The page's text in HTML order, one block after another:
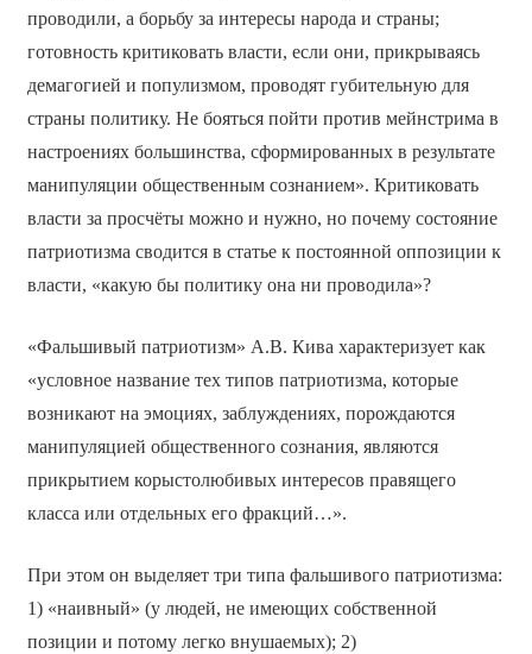
проводили, а борьбу за интересы народа и страны;
готовность критиковать власти, если они, прикрываясь
демагогией и популизмом, проводят губительную для
страны политику. Не бояться пойти против мейнстрима в
настроениях большинства, сформированных в результате
манипуляции общественным сознанием». Критиковать
власти за просчёты можно и нужно, но почему состояние
патриотизма сводится в статье к постоянной оппозиции к
власти, «какую бы политику она ни проводила»?
«Фальшивый патриотизм» А.В. Кива характеризует как
«условное название тех типов патриотизма, которые
возникают на эмоциях, заблуждениях, порождаются
манипуляцией общественного сознания, являются
прикрытием корыстолюбивых интересов правящего
класса или отдельных его фракций…».
При этом он выделяет три типа фальшивого патриотизма:
1) «наивный» (у людей, не имеющих собственной
позиции и потому легко внушаемых); 2)